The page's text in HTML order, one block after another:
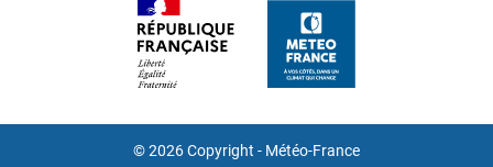
© 2026 Copyright - Météo-France